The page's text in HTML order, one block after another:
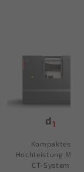
d1
Kompaktes
Hochleistung
CT-System